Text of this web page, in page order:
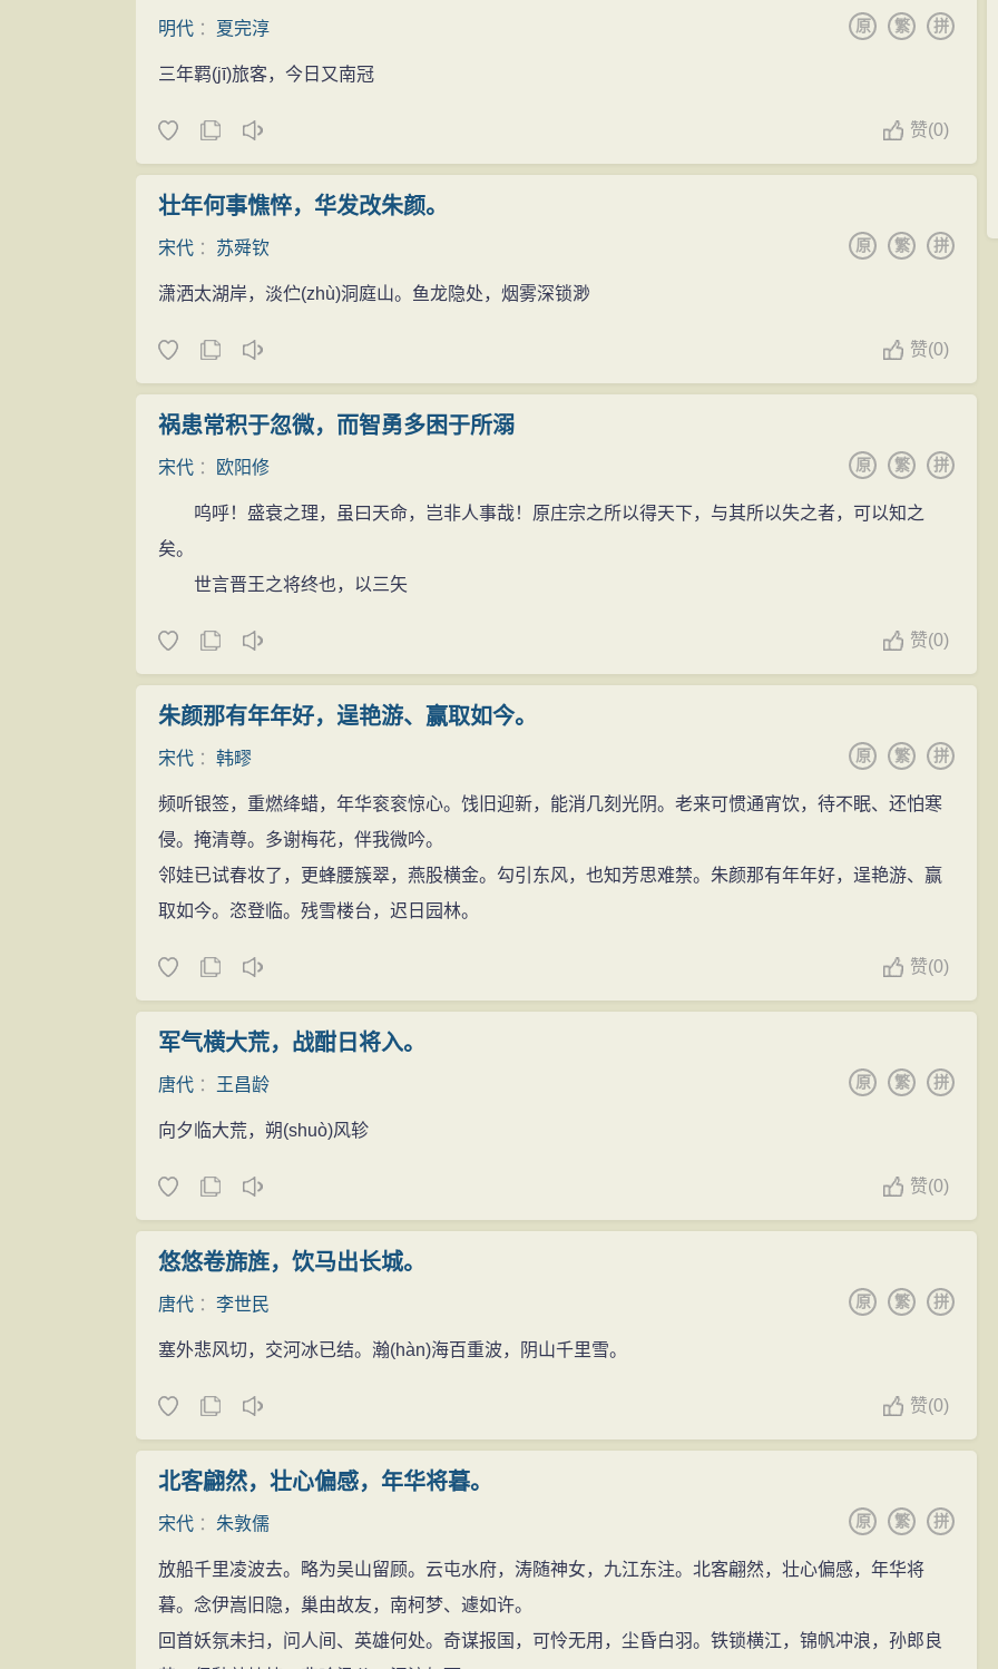
明代 ： 夏完淳 拼
繁
原
三年羁(jī)旅客，今日又南冠
赞(0)
壮年何事憔悴，华发改朱颜。
宋代 ： 苏舜钦 拼
繁
原
潇洒太湖岸，淡伫(zhù)洞庭山。鱼龙隐处，烟雾深锁渺
赞(0)
祸患常积于忽微，而智勇多困于所溺
宋代 ： 欧阳修 拼
繁
原
呜呼！盛衰之理，虽曰天命，岂非人事哉！原庄宗之所以得天下，与其所以失之者，可以知之
矣。
世言晋王之将终也，以三矢
赞(0)
朱颜那有年年好，逞艳游、赢取如今。
宋代 ： 韩疁 拼
繁
原
频听银签，重燃绛蜡，年华衮衮惊心。饯旧迎新，能消几刻光阴。老来可惯通宵饮，待不眠、还怕寒
侵。掩清尊。多谢梅花，伴我微吟。
邻娃已试春妆了，更蜂腰簇翠，燕股横金。勾引东风，也知芳思难禁。朱颜那有年年好，逞艳游、赢
取如今。恣登临。残雪楼台，迟日园林。
赞(0)
军气横大荒，战酣日将入。
唐代 ： 王昌龄 拼
繁
原
向夕临大荒，朔(shuò)风轸
赞(0)
悠悠卷旆旌，饮马出长城。
唐代 ： 李世民 拼
繁
原
塞外悲风切，交河冰已结。瀚(hàn)海百重波，阴山千里雪。
赞(0)
北客翩然，壮心偏感，年华将暮。
宋代 ： 朱敦儒 拼
繁
原
放船千里凌波去。略为吴山留顾。云屯水府，涛随神女，九江东注。北客翩然，壮心偏感，年华将
暮。念伊嵩旧隐，巢由故友，南柯梦、遽如许。
回首妖氛未扫，问人间、英雄何处。奇谋报国，可怜无用，尘昏白羽。铁锁横江，锦帆冲浪，孙郎良